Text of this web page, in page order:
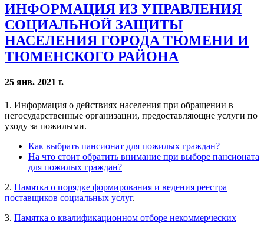
ИНФОРМАЦИЯ ИЗ УПРАВЛЕНИЯ
СОЦИАЛЬНОЙ ЗАЩИТЫ
НАСЕЛЕНИЯ ГОРОДА ТЮМЕНИ И
ТЮМЕНСКОГО РАЙОНА
25 янв. 2021 г.
1. Информация о действиях населения при обращении в
негосударственные организации, предоставляющие услуги по
уходу за пожилыми.
Как выбрать пансионат для пожилых граждан?
На что стоит обратить внимание при выборе пансионата
для пожилых граждан?
2. Памятка о порядке формирования и ведения реестра
поставщиков социальных услуг.
3. Памятка о квалификационном отборе некоммерческих